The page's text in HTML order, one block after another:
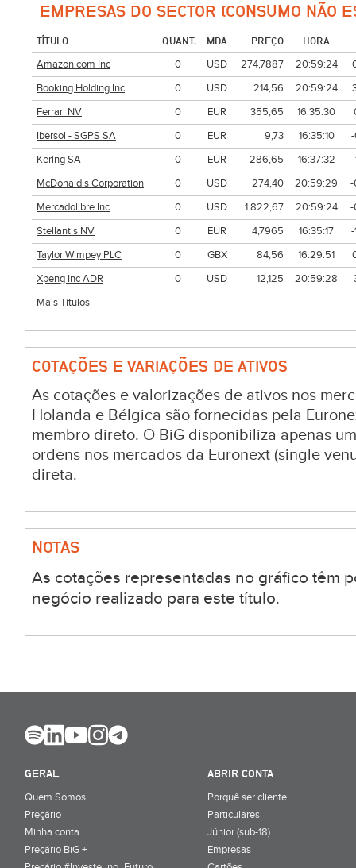
EMPRESAS DO SECTOR (CONSUMO NÃO
TÍTULO QUANT. MDA PREÇO HORA
Amazon.com Inc
0 USD 274,7887 20:59:24
Booking Holding Inc
0 USD 214,56 20:59:24
Ferrari NV
0 EUR 355,65 16:35:30
Ibersol - SGPS SA
0 EUR 9,73 16:35:10
Kering SA
0 EUR 286,65 16:37:32
McDonald s Corporation
0 USD 274,40 20:59:29
-
Mercadolibre Inc
0 USD 1.822,67 20:59:24
-
Stellantis NV
0 EUR 4,7965 16:35:17
Taylor Wimpey PLC
0 GBX 84,56 16:29:51
Xpeng Inc ADR
0 USD 12,125 20:59:28
Mais Títulos
COTAÇÕES E VARIAÇÕES DE ATIVOS
As cotações e valorizações de ativos nos
Holanda e Bélgica são fornecidas pela
membro direto. O BiG disponibiliza apenas
ordens nos mercados da Euronext (single
direta.
NOTAS
As cotações representadas no gráfico têm
negócio realizado para este título.
GERAL
Quem Somos
Preçário
Minha conta
Preçário BiG +
ABRIR CONTA
Porquê ser cliente
Particulares
Júnior (sub-18)
Empresas